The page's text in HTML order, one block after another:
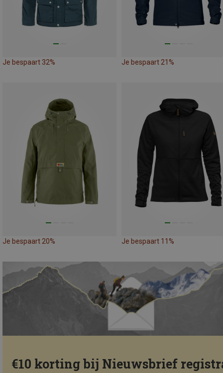
Je bespaart 32% Je bespaart 21%
Je bespaart 20% Je bespaart 11%
€10 korting bij Nieuwsbrief